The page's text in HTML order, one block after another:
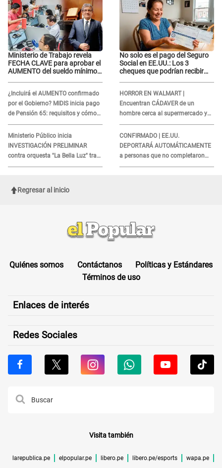
Ministerio de Trabajo revela
FECHA CLAVE para aprobar el
AUMENTO del sueldo mínimo:
¿Incluirá el AUMENTO confirmado
por el Gobierno? MIDIS inicia pago
de Pensión 65: requisitos y cómo
obtener el beneficio economico
Ministerio Público inicia
INVESTIGACIÓN PRELIMINAR
contra orquesta "La Bella Luz" tras
DENUNCIA de Naldy Saldaña
No solo es el pago del Seguro
Social en EE.UU.: Los 3
cheques que podrían recibir
HORROR EN WALMART |
Encuentran CÁDAVER de un
hombre cerca al supermercado y
esto reveló la autopsia que le
realizaron
CONFIRMADO | EE.UU.
DEPORTARÁ AUTOMÁTICAMENTE
a personas que no completaron
este formulario clave
Regresar al inicio
Quiénes somos Contáctanos
Políticas y Estándares
Términos de uso
Enlaces de interés
Redes Sociales
Visita también
larepublica.pe elpopular.pe libero.pe libero.pe/esports wapa.pe